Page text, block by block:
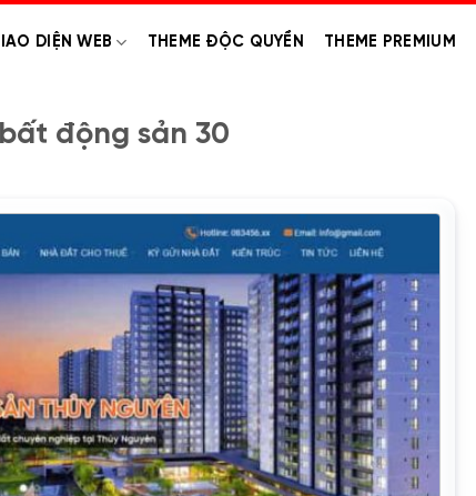
DIỆN WEB THEME ĐỘC QUYỀN THEME PREMIUM
động sản 30